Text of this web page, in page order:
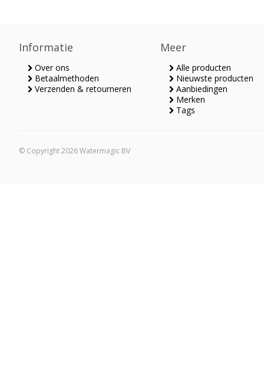
Informatie
Over ons
Betaalmethoden
Verzenden & retourneren
Meer
Alle producten
Nieuwste producten
Aanbiedingen
Merken
Tags
© Copyright 2026 Watermagic BV